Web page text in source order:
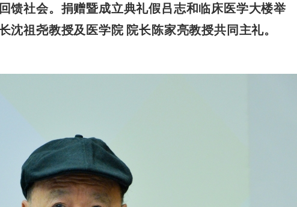
馈社会。捐赠暨成立典礼假吕志和临床医学大楼举
沈祖尧教授及医学院 院长陈家亮教授共同主礼。